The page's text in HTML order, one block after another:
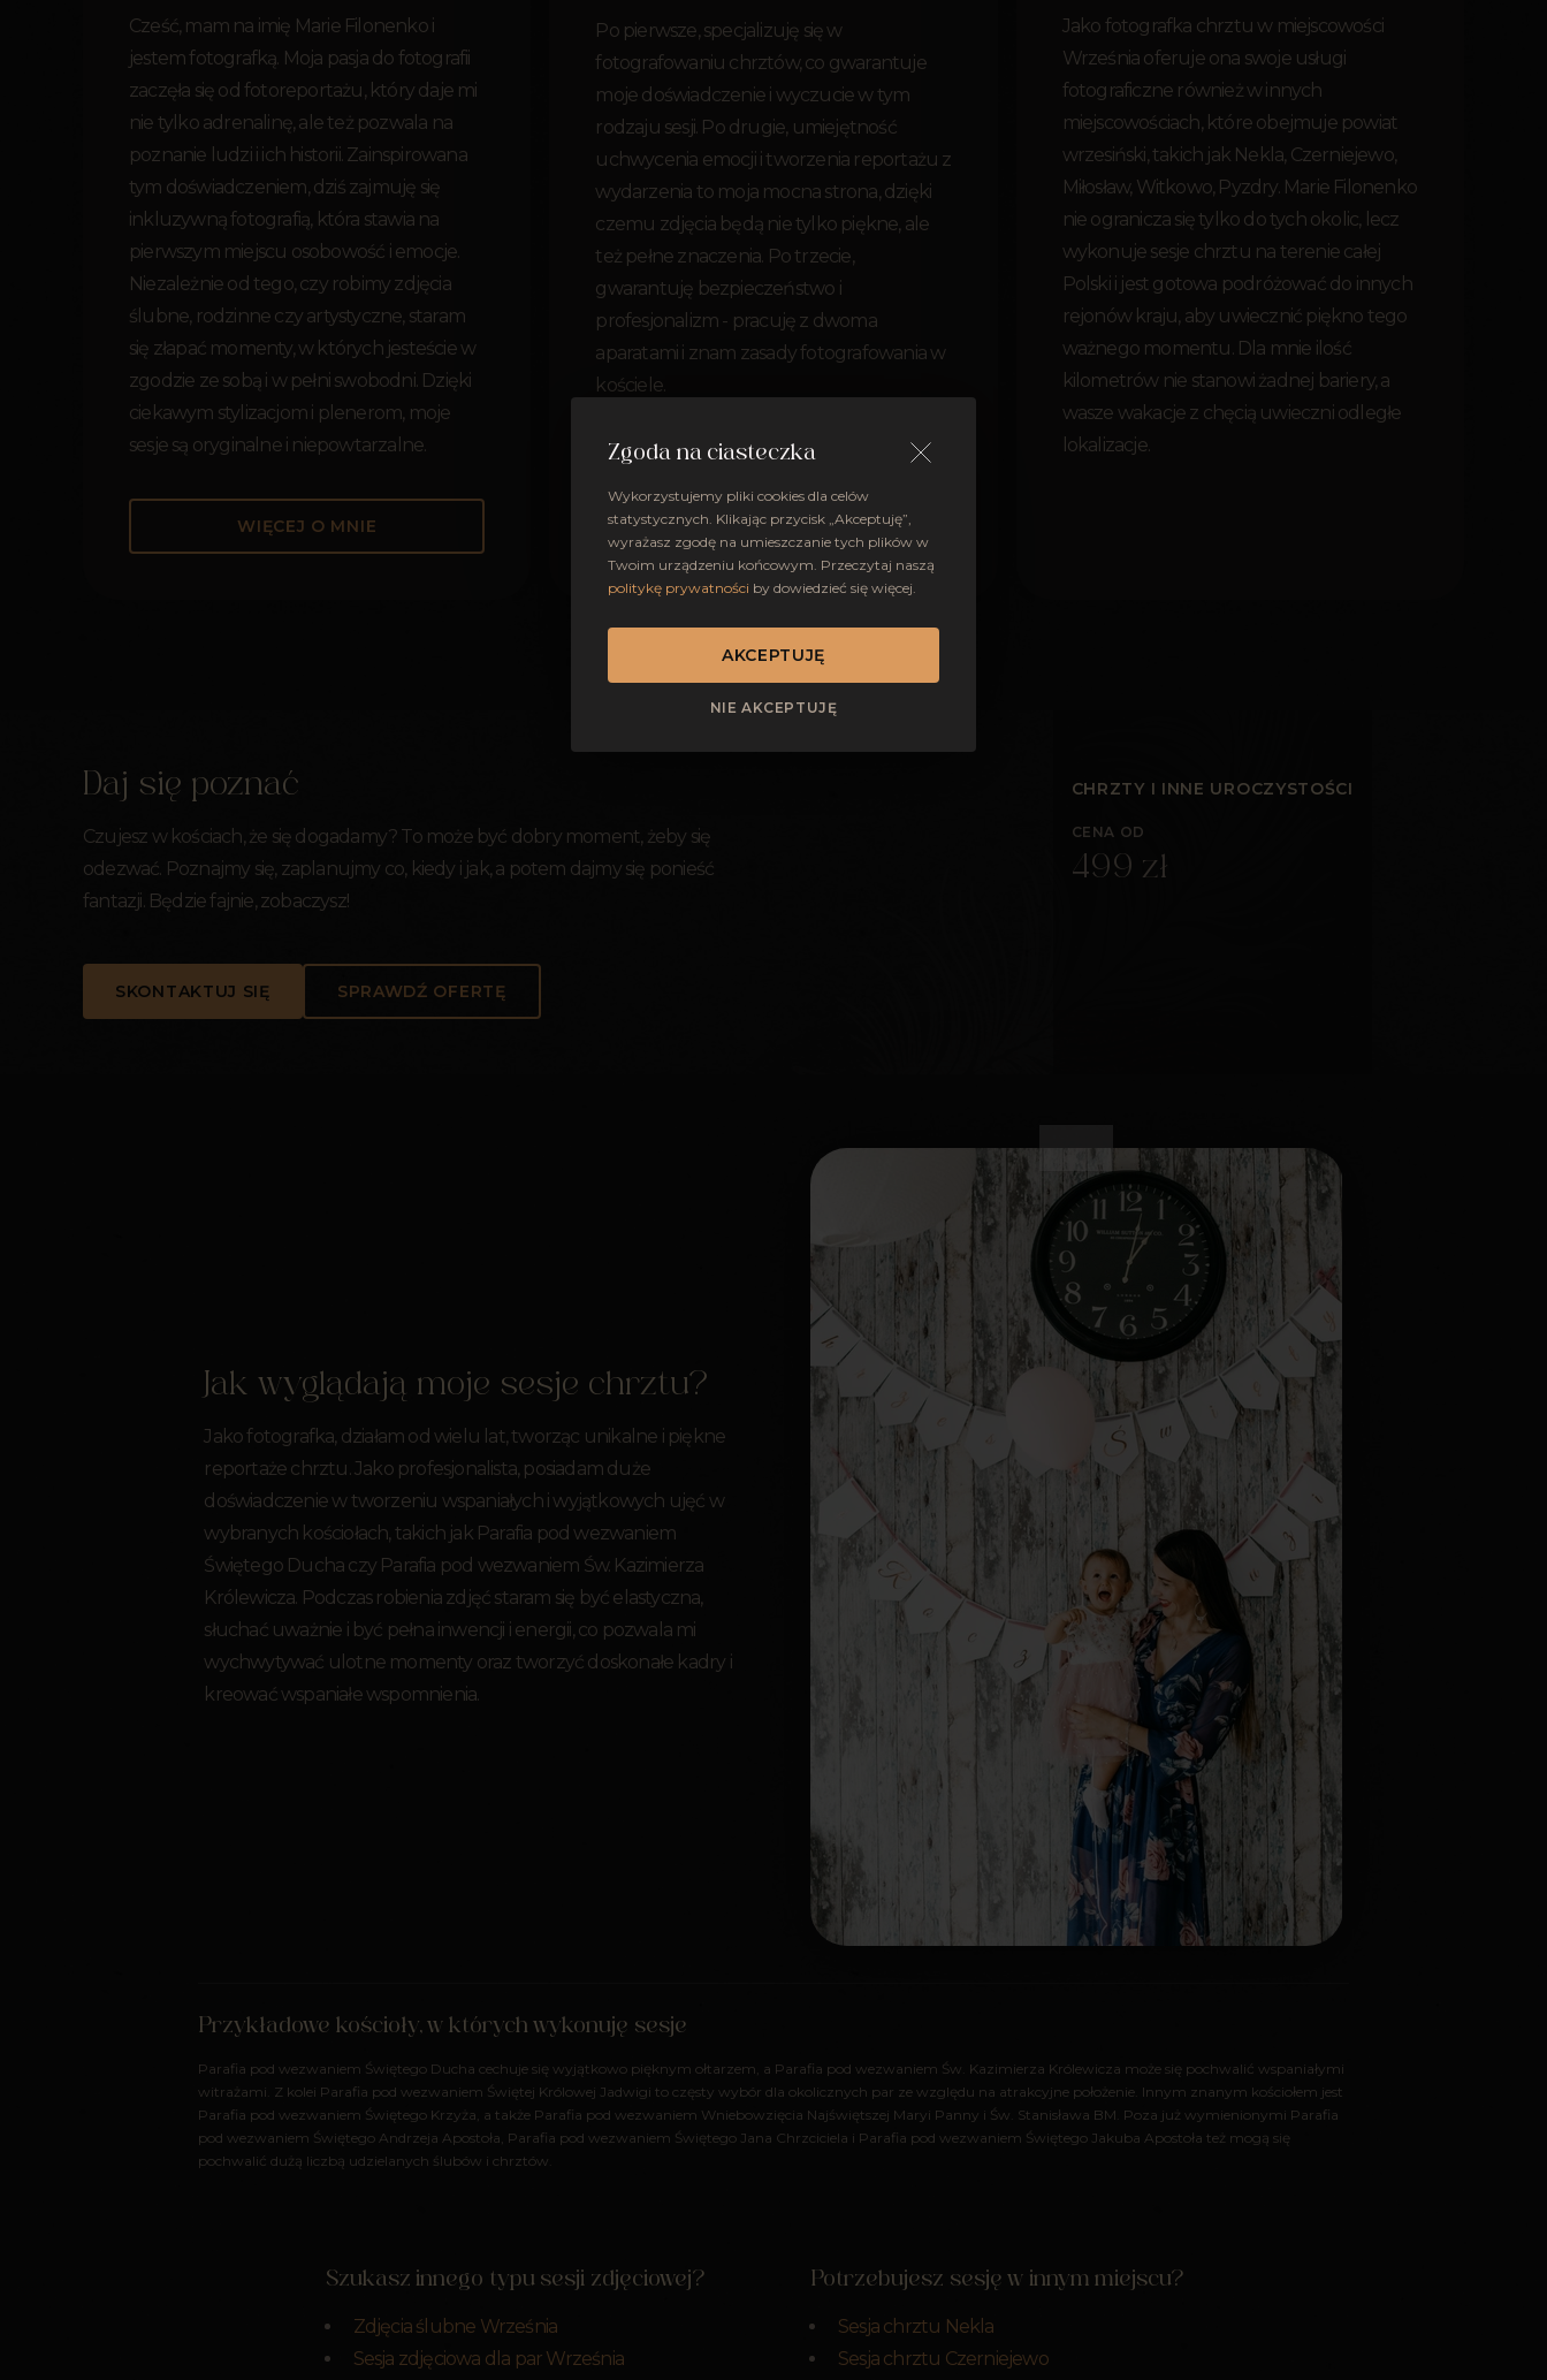
Cześć, mam na imię Marie Filonenko i
jestem fotografką. Moja pasja do fotografii
zaczęła się od fotoreportażu, który daje mi
nie tylko adrenalinę, ale też pozwala na
poznanie ludzi i ich historii. Zainspirowana
tym doświadczeniem, dziś zajmuję się
inkluzywną fotografią, która stawia na
pierwszym miejscu osobowość i emocje.
Niezależnie od tego, czy robimy zdjęcia
ślubne, rodzinne czy artystyczne, staram
się złapać momenty, w których jesteście w
zgodzie ze sobą i w pełni swobodni. Dzięki
ciekawym stylizacjom i plenerom, moje
sesje są oryginalne i niepowtarzalne.
WIĘCEJ O MNIE
Po pierwsze, specjalizuję się w
fotografowaniu chrztów, co gwarantuje
moje doświadczenie i wyczucie w tym
rodzaju sesji. Po drugie, umiejętność
uchwycenia emocji i tworzenia reportażu z
wydarzenia to moja mocna strona, dzięki
czemu zdjęcia będą nie tylko piękne, ale
też pełne znaczenia. Po trzecie,
gwarantuję bezpieczeństwo i
profesjonalizm - pracuję z dwoma
aparatami i znam zasady fotografowania w
kościele.
OTWÓRZ PORTFOLIO
Jako fotografka chrztu w miejscowości
Września oferuje ona swoje usługi
fotograficzne również w innych
miejscowościach, które obejmuje powiat
wrzesiński, takich jak Nekla, Czerniejewo,
Miłosław, Witkowo, Pyzdry. Marie Filonenko
nie ogranicza się tylko do tych okolic, lecz
wykonuje sesje chrztu na terenie całej
Polski i jest gotowa podróżować do innych
rejonów kraju, aby uwiecznić piękno tego
ważnego momentu. Dla mnie ilość
kilometrów nie stanowi żadnej bariery, a
wasze wakacje z chęcią uwieczni odległe
lokalizacje.
Daj się poznać
Czujesz w kościach, że się dogadamy? To może być dobry moment, żeby się
odezwać. Poznajmy się, zaplanujmy co, kiedy i jak, a potem dajmy się ponieść
fantazji. Będzie fajnie, zobaczysz!
SKONTAKTUJ SIĘ SPRAWDŹ OFERTĘ
CHRZTY I INNE UROCZYSTOŚCI
CENA OD
499 zł
Jak wyglądają moje sesje chrztu?
Jako fotografka, działam od wielu lat, tworząc unikalne i piękne
reportaże chrztu. Jako profesjonalista, posiadam duże
doświadczenie w tworzeniu wspaniałych i wyjątkowych ujęć w
wybranych kościołach, takich jak Parafia pod wezwaniem
Świętego Ducha czy Parafia pod wezwaniem Św. Kazimierza
Królewicza. Podczas robienia zdjęć staram się być elastyczna,
słuchać uważnie i być pełna inwencji i energii, co pozwala mi
wychwytywać ulotne momenty oraz tworzyć doskonałe kadry i
kreować wspaniałe wspomnienia.
Przykładowe kościoły, w których wykonuję sesje
Parafia pod wezwaniem Świętego Ducha cechuje się wyjątkowo pięknym ołtarzem, a Parafia pod wezwaniem Św. Kazimierza Królewicza może się pochwalić wspaniałymi
witrażami. Z kolei Parafia pod wezwaniem Świętej Królowej Jadwigi to częsty wybór dla okolicznych par ze względu na atrakcyjne położenie. Innym znanym kościołem jest
Parafia pod wezwaniem Świętego Krzyża, a także Parafia pod wezwaniem Wniebowzięcia Najświętszej Maryi Panny i Św. Stanisława BM. Poza już wymienionymi Parafia
pod wezwaniem Świętego Andrzeja Apostoła, Parafia pod wezwaniem Świętego Jana Chrzciciela i Parafia pod wezwaniem Świętego Jakuba Apostoła też mogą się
pochwalić dużą liczbą udzielanych ślubów i chrztów.
Szukasz innego typu sesji zdjęciowej?
Zdjęcia ślubne Września
Sesja zdjęciowa dla par Września
Potrzebujesz sesję w innym miejscu?
Sesja chrztu Nekla
Sesja chrztu Czerniejewo
Zgoda na ciasteczka
Wykorzystujemy pliki cookies dla celów
statystycznych. Klikając przycisk „Akceptuję”,
wyrażasz zgodę na umieszczanie tych plików w
Twoim urządzeniu końcowym. Przeczytaj naszą
politykę prywatności by dowiedzieć się więcej.
AKCEPTUJĘ
NIE AKCEPTUJĘ